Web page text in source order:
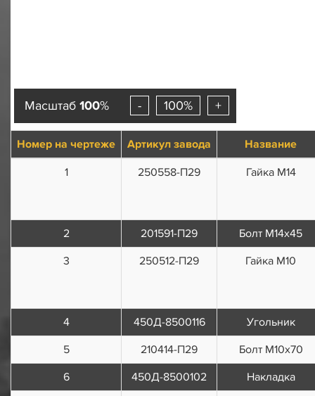
Масштаб 100% - 100% +
Номер на чертеже Артикул завода
Название
1
250558-П29 Гайка М14
2 201591-П29
Болт М14х45
3
250512-П29 Гайка М10
4 450Д-8500116
Угольник
5
210414-П29
Болт M10х70
6
450Д-8500102
Накладка